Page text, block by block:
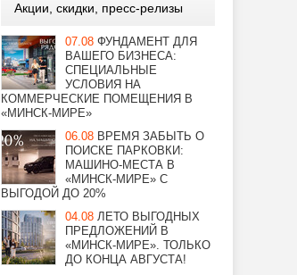
Акции, скидки, пресс-релизы
07.08 ФУНДАМЕНТ ДЛЯ
ВАШЕГО БИЗНЕСА:
СПЕЦИАЛЬНЫЕ
УСЛОВИЯ НА
КОММЕРЧЕСКИЕ ПОМЕЩЕНИЯ В
«МИНСК-МИРЕ»
06.08 ВРЕМЯ ЗАБЫТЬ О
ПОИСКЕ ПАРКОВКИ:
МАШИНО-МЕСТА В
«МИНСК-МИРЕ» С
ВЫГОДОЙ ДО 20%
04.08 ЛЕТО ВЫГОДНЫХ
ПРЕДЛОЖЕНИЙ В
«МИНСК-МИРЕ». ТОЛЬКО
ДО КОНЦА АВГУСТА!